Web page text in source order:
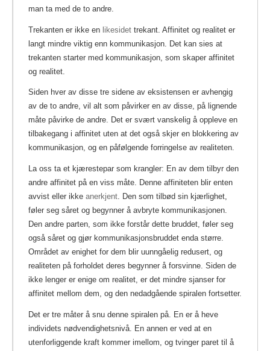
man ta med de to andre.
Trekanten er ikke en likesidet trekant. Affinitet og realitet er
langt mindre viktig enn kommunikasjon. Det kan sies at
trekanten starter med kommunikasjon, som skaper affinitet
og realitet.
Siden hver av disse tre sidene av eksistensen er avhengig
av de to andre, vil alt som påvirker en av disse, på lignende
måte påvirke de andre. Det er svært vanskelig å oppleve en
tilbakegang i affinitet uten at det også skjer en blokkering av
kommunikasjon, og en påfølgende forringelse av realiteten.
La oss ta et kjærestepar som krangler: En av dem tilbyr den
andre affinitet på en viss måte. Denne affiniteten blir enten
avvist eller ikke anerkjent. Den som tilbød sin kjærlighet,
føler seg såret og begynner å avbryte kommunikasjonen.
Den andre parten, som ikke forstår dette bruddet, føler seg
også såret og gjør kommunikasjonsbruddet enda større.
Området av enighet for dem blir uunngåelig redusert, og
realiteten på forholdet deres begynner å forsvinne. Siden de
ikke lenger er enige om realitet, er det mindre sjanser for
affinitet mellom dem, og den nedadgående spiralen fortsetter.
Det er tre måter å snu denne spiralen på. En er å heve
individets nødvendighetsnivå. En annen er ved at en
utenforliggende kraft kommer imellom, og tvinger paret til å